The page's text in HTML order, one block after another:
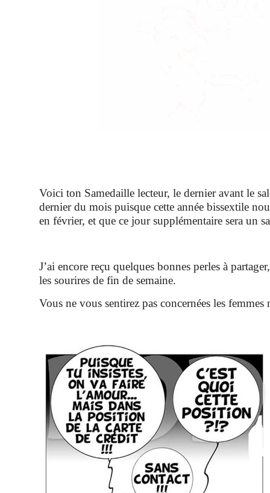
Voici ton Samedaille lecteur, le dernier avant le
dernier du mois puisque cette année bissextile
en février, et que ce jour supplémentaire sera un
J’ai encore reçu quelques bonnes perles à
les sourires de fin de semaine.
Vous ne vous sentirez pas concernées les femmes